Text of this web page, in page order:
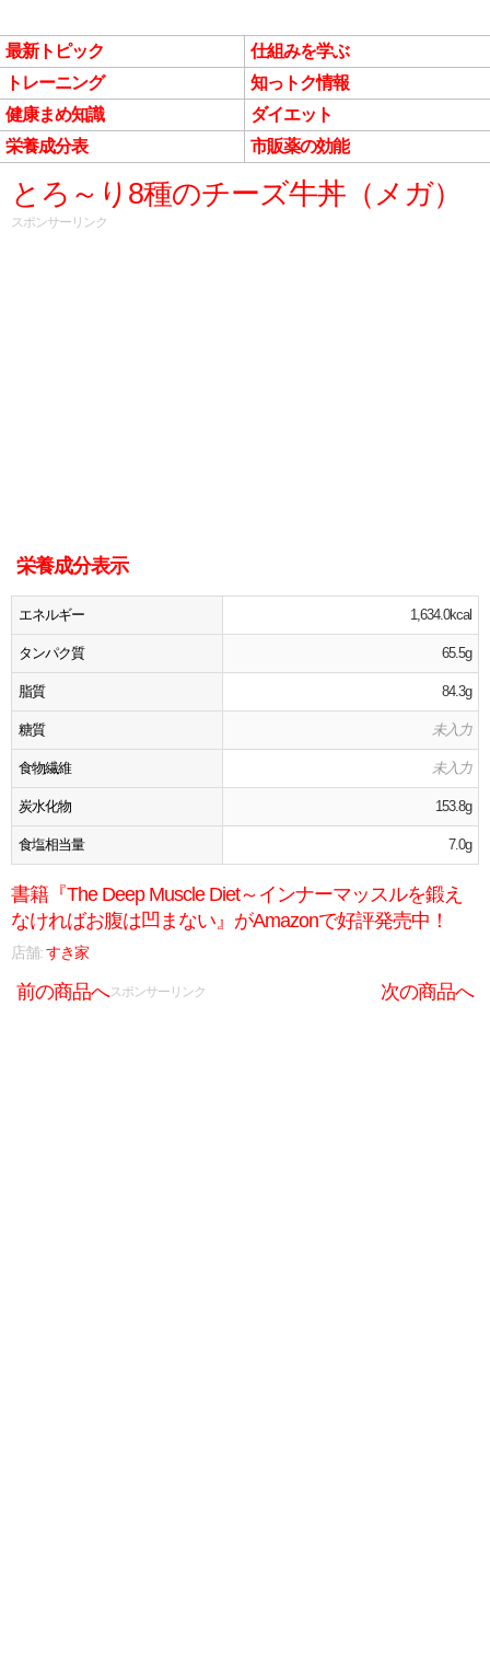
最新トピック
仕組みを学ぶ
トレーニング
知っトク情報
健康まめ知識
ダイエット
栄養成分表
市販薬の効能
とろ～り8種のチーズ牛丼（メガ）
スポンサーリンク
栄養成分表示
エネルギー 1,634.0kcal
タンパク質 65.5g
脂質 84.3g
糖質 未入力
食物繊維 未入力
炭水化物 153.8g
食塩相当量 7.0g
書籍『The Deep Muscle Diet～インナーマッスルを鍛え
なければお腹は凹まない』がAmazonで好評発売中！
店舗:すき家
前の商品へ 次の商品へ
スポンサーリンク